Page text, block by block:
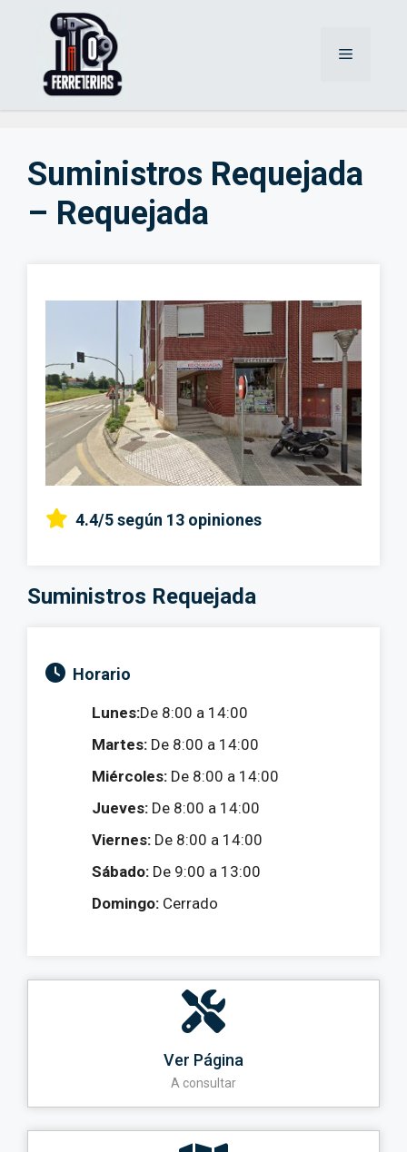
Menú
Suministros Requejada
– Requejada
4.4/5según 13 opiniones
Suministros Requejada
Horario
Lunes:De 8:00 a 14:00
Martes: De 8:00 a 14:00
Miércoles: De 8:00 a 14:00
Jueves: De 8:00 a 14:00
Viernes: De 8:00 a 14:00
Sábado: De 9:00 a 13:00
Domingo: Cerrado
Ver Página
A consultar